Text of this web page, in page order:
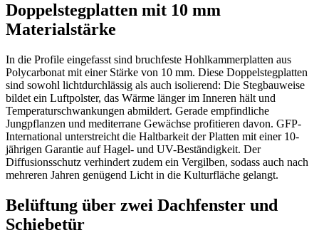
Doppelstegplatten mit 10 mm
Materialstärke
In die Profile eingefasst sind bruchfeste Hohlkammerplatten aus
Polycarbonat mit einer Stärke von 10 mm. Diese Doppelstegplatten
sind sowohl lichtdurchlässig als auch isolierend: Die Stegbauweise
bildet ein Luftpolster, das Wärme länger im Inneren hält und
Temperaturschwankungen abmildert. Gerade empfindliche
Jungpflanzen und mediterrane Gewächse profitieren davon. GFP-
International unterstreicht die Haltbarkeit der Platten mit einer 10-
jährigen Garantie auf Hagel- und UV-Beständigkeit. Der
Diffusionsschutz verhindert zudem ein Vergilben, sodass auch nach
mehreren Jahren genügend Licht in die Kulturfläche gelangt.
Belüftung über zwei Dachfenster und
Schiebetür